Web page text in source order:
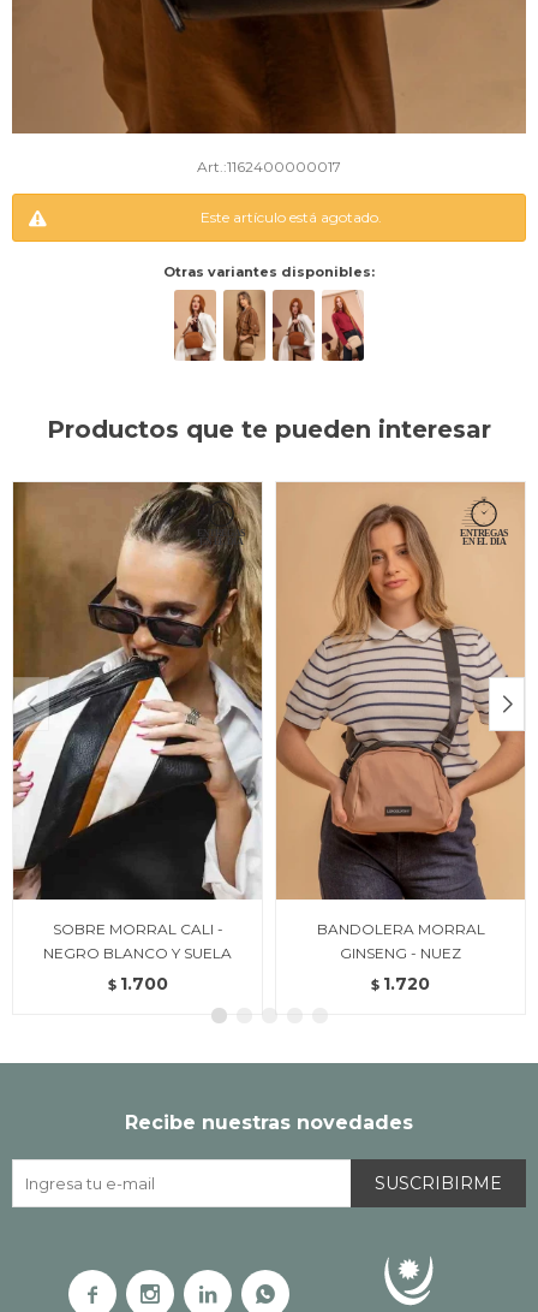
1162400000017
Este artículo está agotado.
Otras variantes disponibles:
Productos que te pueden interesar
SOBRE MORRAL CALI -
NEGRO BLANCO Y SUELA
$ 1.700
BANDOLERA MORRAL
GINSENG - NUEZ
$ 1.720
Recibe nuestras novedades
SUSCRIBIRME
   